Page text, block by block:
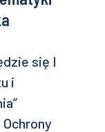
się I
i